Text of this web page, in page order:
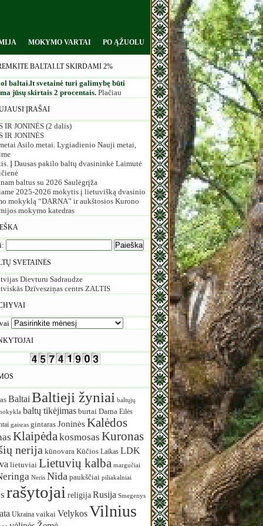
MOKYMO VARTAI PO ĄŽUOLU
BALTAI.LT SKIRDAMI 2%
baltai.lt svetainė turi galimybę būti
jūsų skirtais 2 procentais. Plačiau
ĮRAŠAI
IR JONINĖS (2 dalis)
IR JONINĖS
Asilo metai. Lygiadienio Nauji metai,
Į Dausas pakilo baltų dvasininkė Laimutė
baltus su 2026 Saulėgrįža
2025-2026 mokytis į lietuvišką dvasinio
mokyklą “DARNA” ir aukštosios Kurono
mokymo katedras
SVETAINĖS
Dievturu Sadraudze
Dzīvesziņas centrs ZALTIS
Baltai Baltieji žyniai baltųjų
baltų tikėjimas burtai Darna Eilės
gaisras gintaras JoninėsKalėdos
Klaipėda kosmosas Kuronas
nerija kūnovara Kūčios Laikas LDK
lietuviai Lietuvių kalba margučiai
Neris Nida paukščiai piliakalniai
rašytojai religijaRusija Smegenys
Ukraina vaikai VelykosVilnius